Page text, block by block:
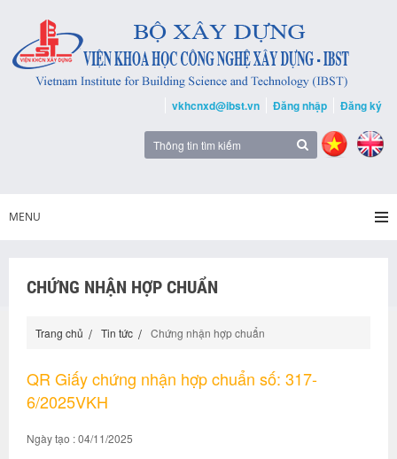
vkhcnxd@ibst.vn Đăng nhập Đăng ký
MENU
CHỨNG NHẬN HỢP CHUẨN
Trang chủ Tin tức Chứng nhận hợp chuẩn
QR Giấy chứng nhận hợp chuẩn số: 317-
6/2025VKH
Ngày tạo : 04/11/2025